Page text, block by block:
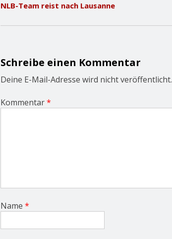
s
n
i
g
a
i
o
NLB-Team reist nach Lausanne
Schreibe einen Kommentar
Deine E-Mail-Adresse wird nicht veröffentlicht.
Kommentar*
Name *